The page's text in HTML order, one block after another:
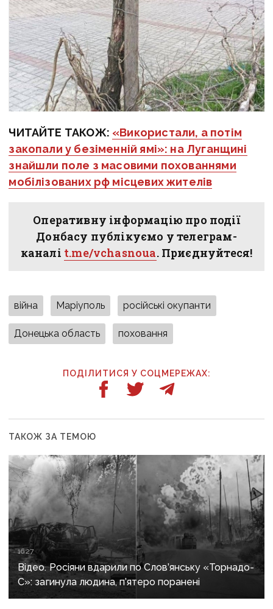
ЧИТАЙТЕ ТАКОЖ: «Використали, а потім
закопали у безіменній ямі»: на Луганщині
знайшли поле з масовими похованнями
мобілізованих рф місцевих жителів
Оперативну інформацію про події
Донбасу публікуємо у телеграм-
каналі t.me/vchasnoua. Приєднуйтеся!
війна Маріуполь російські окупанти
Донецька область поховання
ПОДІЛИТИСЯ У СОЦМЕРЕЖАХ:
ТАКОЖ ЗА ТЕМОЮ
16:27
Відео. Росіяни вдарили по Слов’янську «Торнадо-
С»: загинула людина, п’ятеро поранені